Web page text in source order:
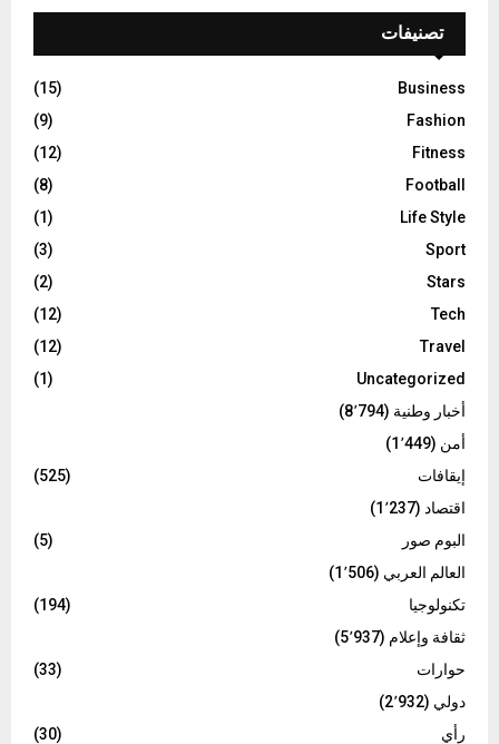
تصنيفات
Business
(15)
Fashion
(9)
Fitness
(12)
Football
(8)
Life Style
(1)
Sport
(3)
Stars
(2)
Tech
(12)
Travel
(12)
Uncategorized
(1)
أخبار وطنية (8٬794)
أمن (1٬449)
إيقافات
(525)
اقتصاد (1٬237)
البوم صور
(5)
العالم العربي (1٬506)
تكنولوجيا
(194)
ثقافة وإعلام (5٬937)
حوارات
(33)
دولي (2٬932)
رأي
(30)